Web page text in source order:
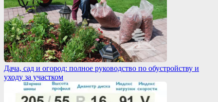
Дача, сад и огород: полное руководство по обустройству и
уходу за участком